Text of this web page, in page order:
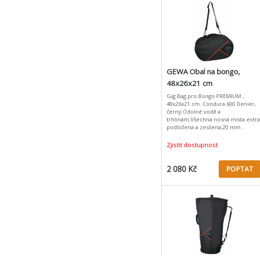
GEWA Obal na bongo,
48x26x21 cm
Gig Bag pro Bongo PREMIUM ,
48x26x21 cm. Condura 600 Denier,
černý;Odolné vodě a
trhlinám;Všechna nosná místa extra
podložena a zesílena;20 mm
podložkou;Ergonomický úchyt;
Zjistit dostupnost
2 080 Kč POPTAT